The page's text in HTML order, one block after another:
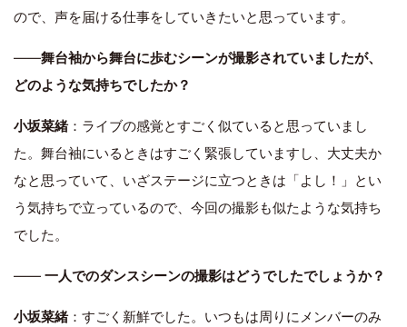
ので、声を届ける仕事をしていきたいと思っています。
――舞台袖から舞台に歩むシーンが撮影されていましたが、
どのような気持ちでしたか？
小坂菜緒：ライブの感覚とすごく似ていると思っていまし
た。舞台袖にいるときはすごく緊張していますし、大丈夫か
なと思っていて、いざステージに立つときは「よし！」とい
う気持ちで立っているので、今回の撮影も似たような気持ち
でした。
―― 一人でのダンスシーンの撮影はどうでしたでしょうか？
小坂菜緒：すごく新鮮でした。いつもは周りにメンバーのみ